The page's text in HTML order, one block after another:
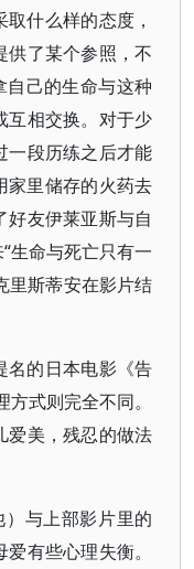
什么样的态度，
供了某个参照，不
自己的生命与这种
互相交换。对于少
一段历练之后才能
里储存的火药去
友伊莱亚斯与自
生命与死亡只有一
里斯蒂安在影片结
名的日本电影《告
式则完全不同。
爱美，残忍的做法
与上部影片里的
有些心理失衡。